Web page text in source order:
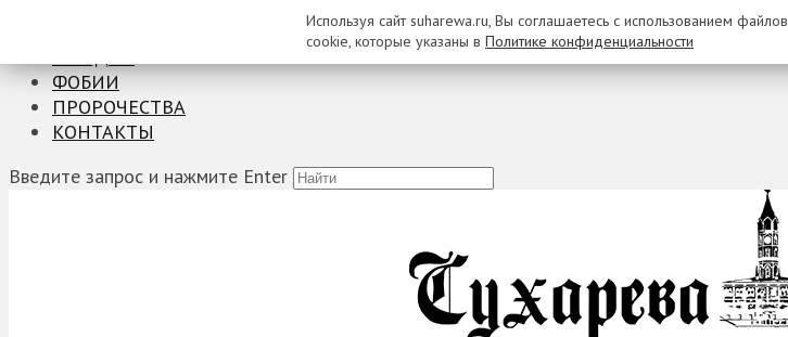
ФОБИИ
ПРОРОЧЕСТВА
КОНТАКТЫ
Введите запрос и нажмите Enter
Используя сайт suharewa.ru, Вы соглашаетесь с использованием файлов
cookie, которые указаны в Политике конфиденциальности